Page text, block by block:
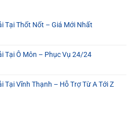
Tại Thốt Nốt – Giá Mới Nhất
Tại Ô Môn – Phục Vụ 24/24
Tại Vĩnh Thạnh – Hỗ Trợ Từ A Tới Z